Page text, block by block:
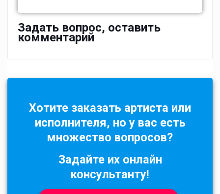
Задать вопрос, оставить
комментарий
Хотите заказать артиста или
исполнителя, но у вас есть
множество вопросов?
Задайте их онлайн
консультанту!